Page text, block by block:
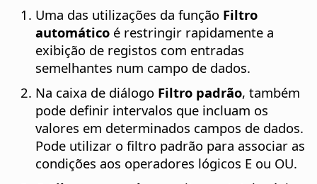
Uma das utilizações da função Filtro
automático é restringir rapidamente a
exibição de registos com entradas
semelhantes num campo de dados.
Na caixa de diálogo Filtro padrão, também
pode definir intervalos que incluam os
valores em determinados campos de dados.
Pode utilizar o filtro padrão para associar as
condições aos operadores lógicos E ou OU.